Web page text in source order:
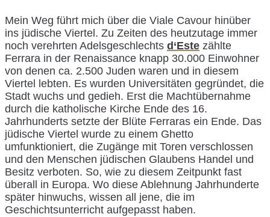
Mein Weg führt mich über die Viale Cavour hinüber
ins jüdische Viertel. Zu Zeiten des heutzutage immer
noch verehrten Adelsgeschlechts d‘Este zählte
Ferrara in der Renaissance knapp 30.000 Einwohner
von denen ca. 2.500 Juden waren und in diesem
Viertel lebten. Es wurden Universitäten gegründet, die
Stadt wuchs und gedieh. Erst die Machtübernahme
durch die katholische Kirche Ende des 16.
Jahrhunderts setzte der Blüte Ferraras ein Ende. Das
jüdische Viertel wurde zu einem Ghetto
umfunktioniert, die Zugänge mit Toren verschlossen
und den Menschen jüdischen Glaubens Handel und
Besitz verboten. So, wie zu diesem Zeitpunkt fast
überall in Europa. Wo diese Ablehnung Jahrhunderte
später hinwuchs, wissen all jene, die im
Geschichtsunterricht aufgepasst haben.